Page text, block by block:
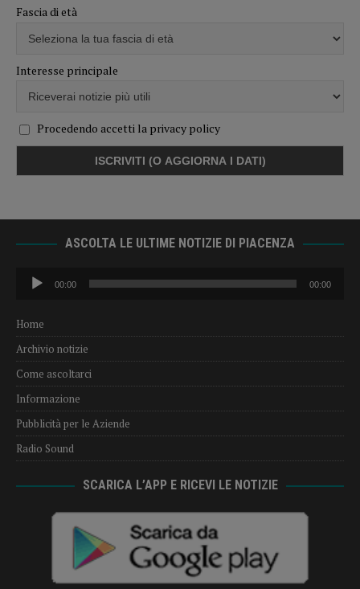
Fascia di età
Interesse principale
Procedendo accetti la privacy policy
ASCOLTA LE ULTIME NOTIZIE DI PIACENZA
Audio
Player
00:00 00:00
Home
Archivio notizie
Come ascoltarci
Informazione
Pubblicità per le Aziende
Radio Sound
SCARICA L’APP E RICEVI LE NOTIZIE